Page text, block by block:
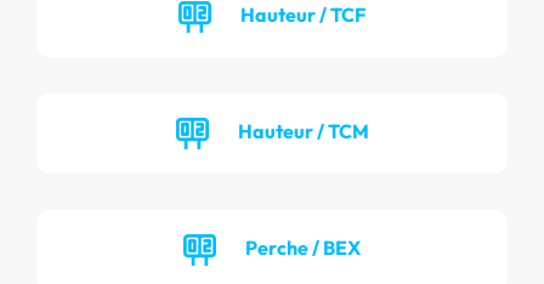
Hauteur / TCF
Hauteur / TCM
Perche / BEX